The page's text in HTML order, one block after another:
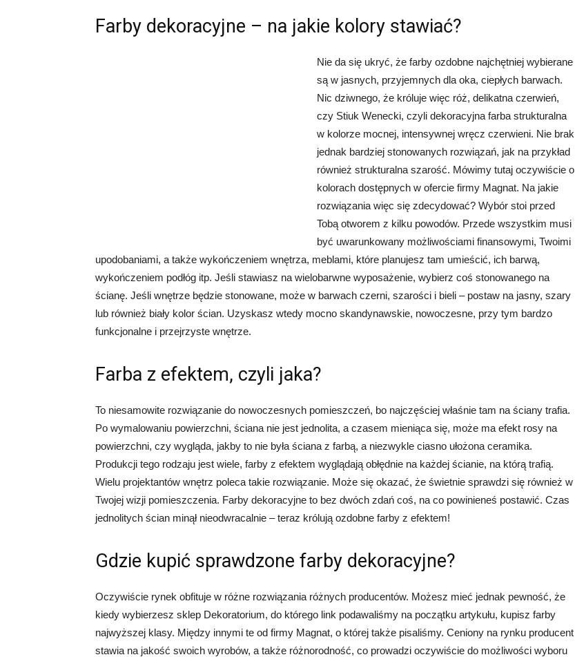
Farby dekoracyjne – na jakie kolory stawiać?
Nie da się ukryć, że farby ozdobne najchętniej wybierane
są w jasnych, przyjemnych dla oka, ciepłych barwach.
Nic dziwnego, że króluje więc róż, delikatna czerwień,
czy Stiuk Wenecki, czyli dekoracyjna farba strukturalna
w kolorze mocnej, intensywnej wręcz czerwieni. Nie brak
jednak bardziej stonowanych rozwiązań, jak na przykład
również strukturalna szarość. Mówimy tutaj oczywiście o
kolorach dostępnych w ofercie firmy Magnat. Na jakie
rozwiązania więc się zdecydować? Wybór stoi przed
Tobą otworem z kilku powodów. Przede wszystkim musi
być uwarunkowany możliwościami finansowymi, Twoimi
upodobaniami, a także wykończeniem wnętrza, meblami, które planujesz tam umieścić, ich barwą,
wykończeniem podłóg itp. Jeśli stawiasz na wielobarwne wyposażenie, wybierz coś stonowanego na
ścianę. Jeśli wnętrze będzie stonowane, może w barwach czerni, szarości i bieli – postaw na jasny, szary
lub również biały kolor ścian. Uzyskasz wtedy mocno skandynawskie, nowoczesne, przy tym bardzo
funkcjonalne i przejrzyste wnętrze.
Farba z efektem, czyli jaka?
To niesamowite rozwiązanie do nowoczesnych pomieszczeń, bo najczęściej właśnie tam na ściany trafia.
Po wymalowaniu powierzchni, ściana nie jest jednolita, a czasem mieniąca się, może ma efekt rosy na
powierzchni, czy wygląda, jakby to nie była ściana z farbą, a niezwykle ciasno ułożona ceramika.
Produkcji tego rodzaju jest wiele, farby z efektem wyglądają obłędnie na każdej ścianie, na którą trafią.
Wielu projektantów wnętrz poleca takie rozwiązanie. Może się okazać, że świetnie sprawdzi się również w
Twojej wizji pomieszczenia. Farby dekoracyjne to bez dwóch zdań coś, na co powinieneś postawić. Czas
jednolitych ścian minął nieodwracalnie – teraz królują ozdobne farby z efektem!
Gdzie kupić sprawdzone farby dekoracyjne?
Oczywiście rynek obfituje w różne rozwiązania różnych producentów. Możesz mieć jednak pewność, że
kiedy wybierzesz sklep Dekoratorium, do którego link podawaliśmy na początku artykułu, kupisz farby
najwyższej klasy. Między innymi te od firmy Magnat, o której także pisaliśmy. Ceniony na rynku producent
stawia na jakość swoich wyrobów, a także różnorodność, co prowadzi oczywiście do możliwości wyboru